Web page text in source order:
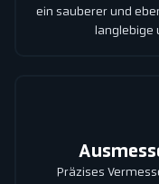
ein sauberer und
langlebige
Präzises